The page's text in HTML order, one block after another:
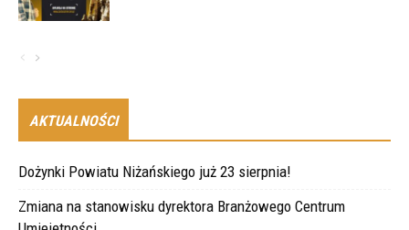
AKTUALNOŚCI
Dożynki Powiatu Niżańskiego już 23 sierpnia!
Zmiana na stanowisku dyrektora Branżowego Centrum